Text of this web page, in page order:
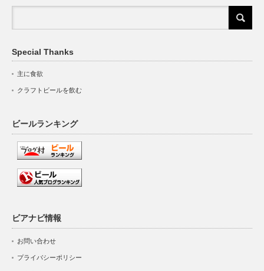
Special Thanks
主に食欲
クラフトビールを飲む
ビールランキング
ビアナビ情報
お問い合わせ
プライバシーポリシー